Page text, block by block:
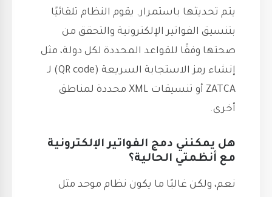
يتم تحديثها باستمرار. يقوم النظام تلقائيًا
بتنسيق الفواتير الإلكترونية والتحقق من
صحتها وفقًا للقواعد المحددة لكل دولة، مثل
إنشاء رمز الاستجابة السريعة (QR code) لـ
ZATCA أو تنسيقات XML محددة لمناطق
أخرى.
هل يمكنني دمج الفواتير الإلكترونية
مع أنظمتي الحالية؟
نعم، ولكن غالبًا ما يكون نظام موحد مثل